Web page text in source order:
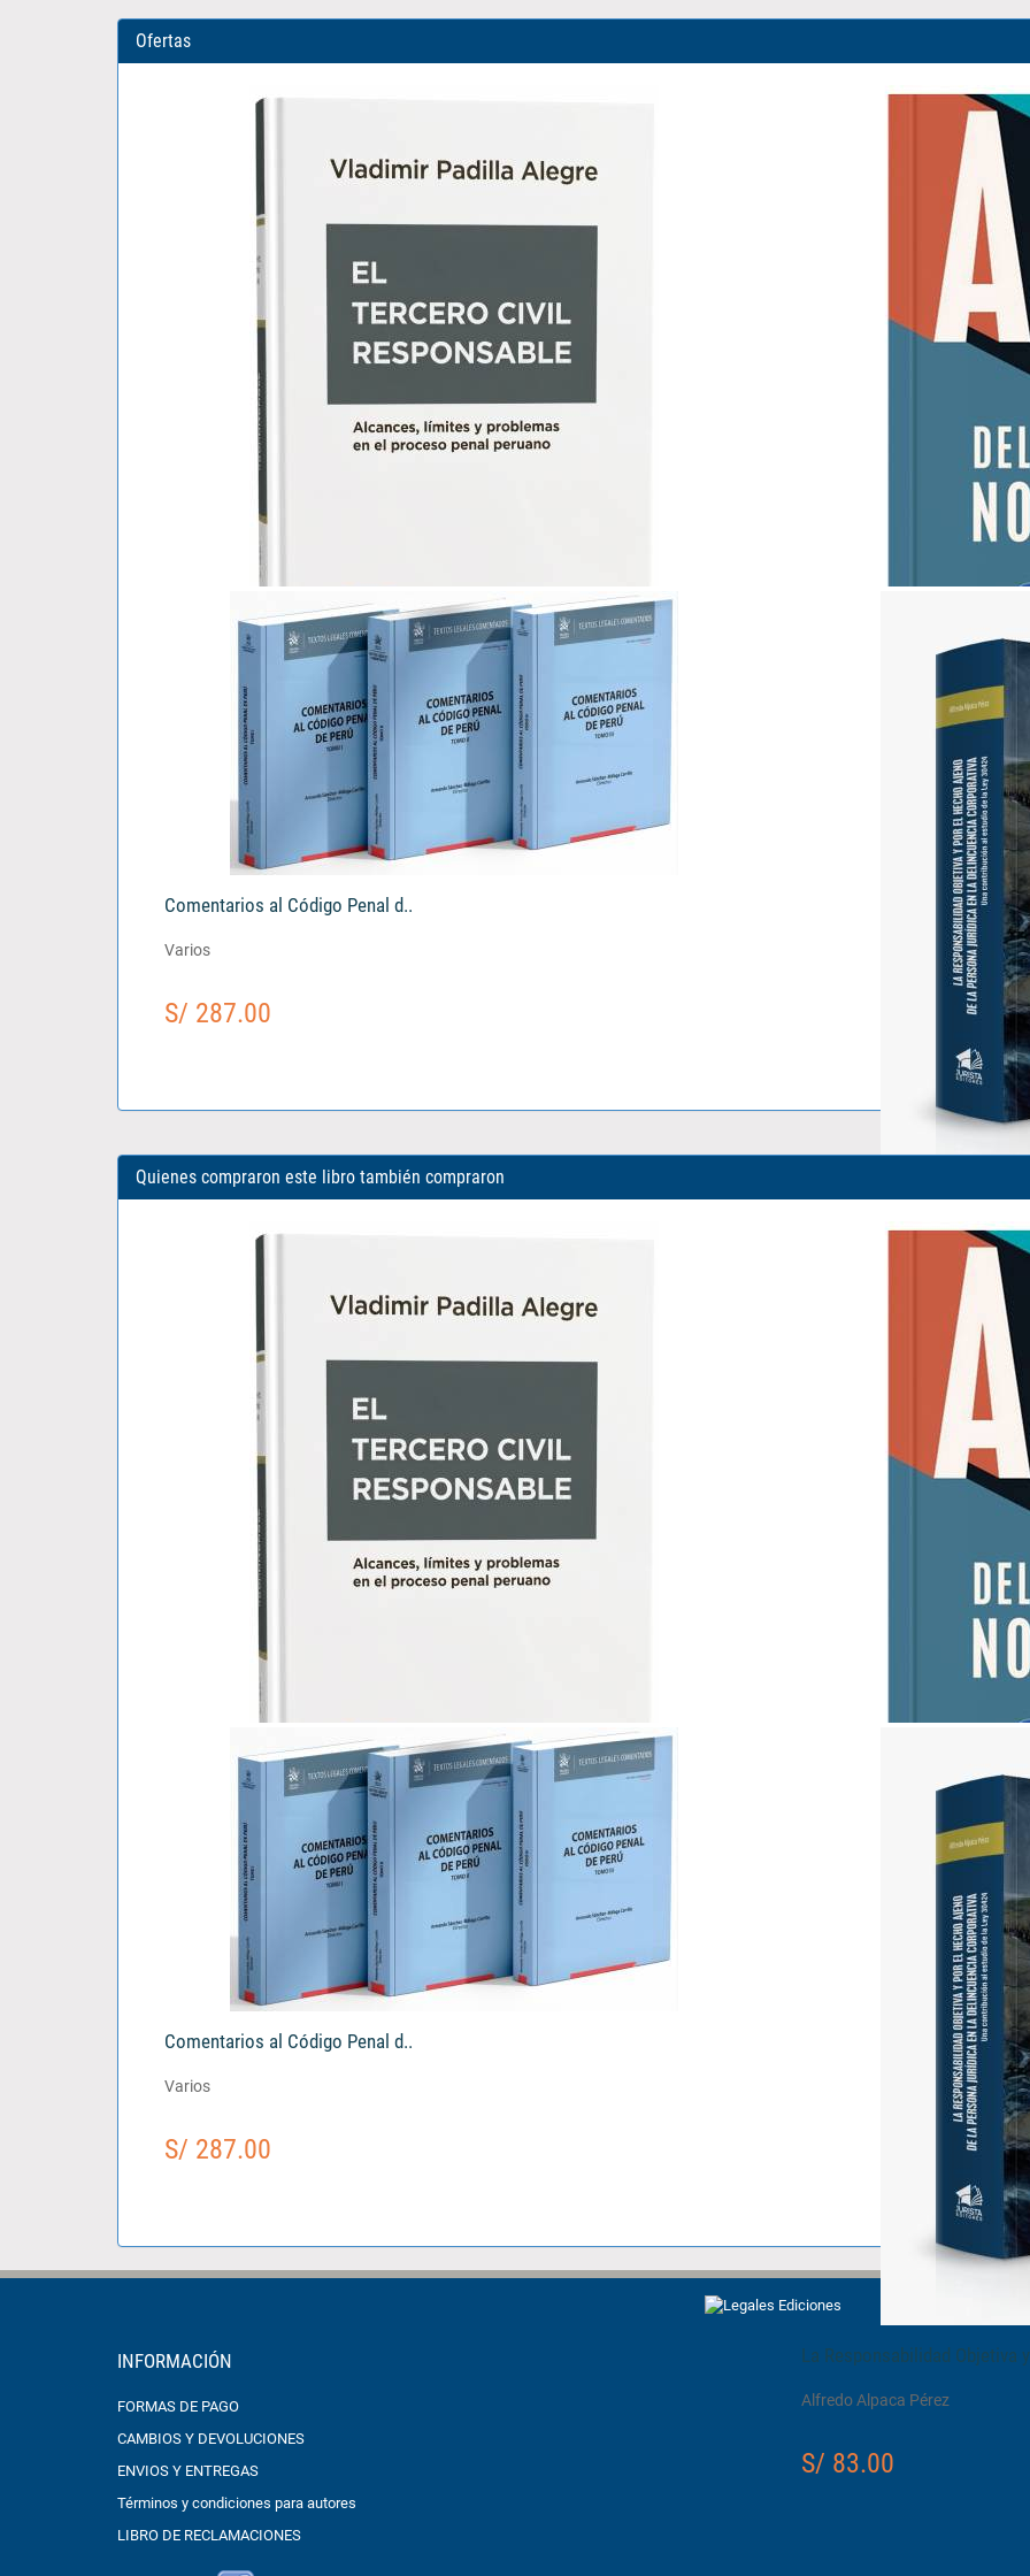
Ofertas
El Tercero Civil Responsable..
Vladimir Katherniak Padilla Alegre
S/ 103.00
ABC del Derecho Notarial..
Comentarios al Código Penal d..
Varios
S/ 287.00
Quienes compraron este libro también compraron
El Tercero Civil Responsable..
Vladimir Katherniak Padilla Alegre
S/ 103.00
ABC del Derecho Notarial..
Comentarios al Código Penal d..
Varios
S/ 287.00
La Responsabilidad Objetiva
Alfredo Alpaca Pérez
S/ 83.00
INFORMACIÓN
FORMAS DE PAGO
CAMBIOS Y DEVOLUCIONES
ENVIOS Y ENTREGAS
Términos y condiciones para autores
LIBRO DE RECLAMACIONES